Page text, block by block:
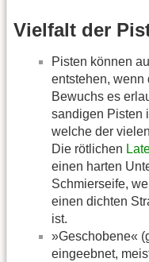
Vielfalt der
Pisten können
entstehen, wenn
Bewuchs es
sandigen Pisten
welche der
Die rötlichen
einen harten
Schmierseife,
einen dichten
ist.
»Geschobene«
eingeebnet,